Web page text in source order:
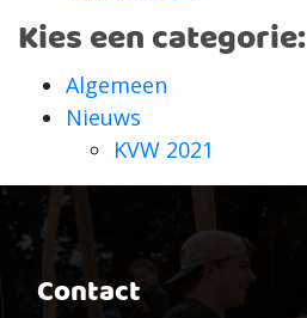
Kies een categorie:
Algemeen
Nieuws
KVW 2021
Contact